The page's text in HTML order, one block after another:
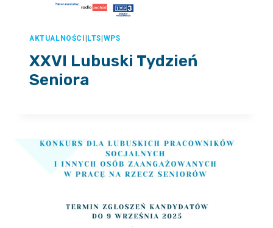
AKTUALNOŚCI LTS WPS
XXVI Lubuski Tydzień
Seniora